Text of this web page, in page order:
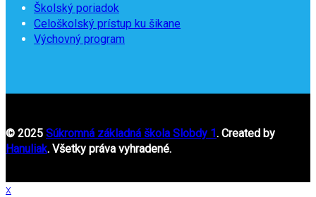
Školský poriadok
Celoškolský prístup ku šikane
Výchovný program
© 2025 Súkromná základná škola Slobdy 1. Created by
Hanuliak. Všetky práva vyhradené.
x